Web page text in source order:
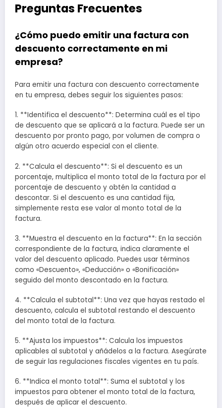
Preguntas Frecuentes
¿Cómo puedo emitir una factura con
descuento correctamente en mi
empresa?
Para emitir una factura con descuento correctamente
en tu empresa, debes seguir los siguientes pasos:
1. **Identifica el descuento**: Determina cuál es el tipo
de descuento que se aplicará a la factura. Puede ser un
descuento por pronto pago, por volumen de compra o
algún otro acuerdo especial con el cliente.
2. **Calcula el descuento**: Si el descuento es un
porcentaje, multiplica el monto total de la factura por el
porcentaje de descuento y obtén la cantidad a
descontar. Si el descuento es una cantidad fija,
simplemente resta ese valor al monto total de la
factura.
3. **Muestra el descuento en la factura**: En la sección
correspondiente de la factura, indica claramente el
valor del descuento aplicado. Puedes usar términos
como «Descuento», «Deducción» o «Bonificación»
seguido del monto descontado en la factura.
4. **Calcula el subtotal**: Una vez que hayas restado el
descuento, calcula el subtotal restando el descuento
del monto total de la factura.
5. **Ajusta los impuestos**: Calcula los impuestos
aplicables al subtotal y añádelos a la factura. Asegúrate
de seguir las regulaciones fiscales vigentes en tu país.
6. **Indica el monto total**: Suma el subtotal y los
impuestos para obtener el monto total de la factura,
después de aplicar el descuento.